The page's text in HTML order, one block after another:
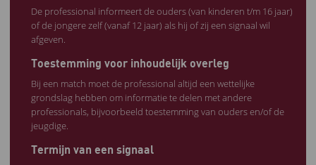
De professional informeert de ouders (van kinderen t/m 16 jaar)
of de jongere zelf (vanaf 12 jaar) als hij of zij een signaal wil
afgeven.
Toestemming voor inhoudelijk overleg
Bij een match moet de professional altijd een wettelijke
grondslag hebben om informatie te delen met andere
professionals, bijvoorbeeld toestemming van ouders en/of de
jeugdige.
Termijn van een signaal